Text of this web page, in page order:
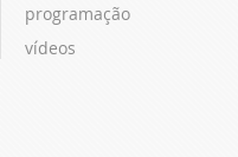
programação
vídeos